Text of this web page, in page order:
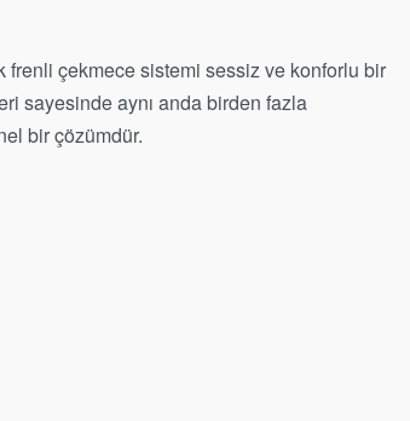
frenli çekmece sistemi sessiz ve konforlu bir
sayesinde aynı anda birden fazla
bir çözümdür.